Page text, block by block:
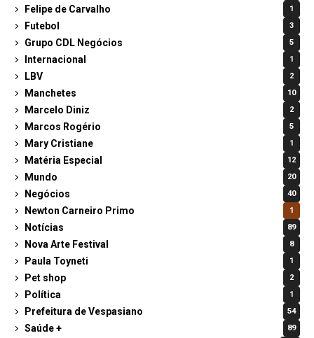
Felipe de Carvalho 1
Futebol 3
Grupo CDL Negócios 5
Internacional 1
LBV 2
Manchetes 10
Marcelo Diniz 2
Marcos Rogério 5
Mary Cristiane 1
Matéria Especial 12
Mundo 20
Negócios 40
Newton Carneiro Primo 1
Notícias 89
Nova Arte Festival 8
Paula Toyneti 1
Pet shop 2
Política 1
Prefeitura de Vespasiano 54
Saúde + 89